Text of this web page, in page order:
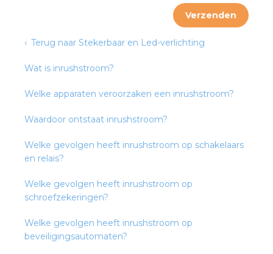
Verzenden
Terug naar Stekerbaar en Led-verlichting
Wat is inrushstroom?
Welke apparaten veroorzaken een inrushstroom?
Waardoor ontstaat inrushstroom?
Welke gevolgen heeft inrushstroom op schakelaars
en relais?
Welke gevolgen heeft inrushstroom op
schroefzekeringen?
Welke gevolgen heeft inrushstroom op
beveiligingsautomaten?
GST®
RST®
Academy